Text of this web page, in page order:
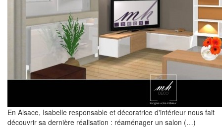
En Alsace, Isabelle responsable et décoratrice d'intérieur nous fait
découvrir sa dernière réalisation : réaménager un salon (…)